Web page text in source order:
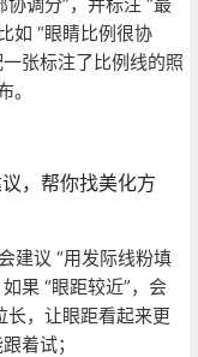
如 “眼睛比例很协
张标注了比例线的照
，帮你找美化方
建议 “用发际线粉填
果 “眼距较近”，会
长，让眼距看起来更
着试；